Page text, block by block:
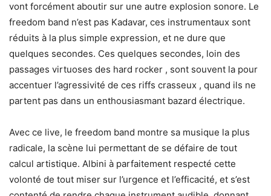
vont forcément aboutir sur une autre explosion sonore. Le
freedom band n’est pas Kadavar, ces instrumentaux sont
réduits à la plus simple expression, et ne dure que
quelques secondes. Ces quelques secondes, loin des
passages virtuoses des hard rocker , sont souvent la pour
accentuer l’agressivité de ces riffs crasseux , quand ils ne
partent pas dans un enthousiasmant bazard électrique.
Avec ce live, le freedom band montre sa musique la plus
radicale, la scène lui permettant de se défaire de tout
calcul artistique. Albini à parfaitement respecté cette
volonté de tout miser sur l’urgence et l’efficacité, et s’est